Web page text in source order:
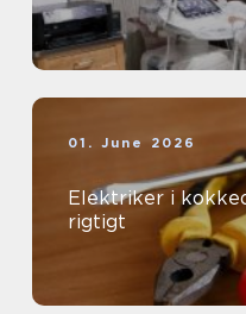
01. June 2026
Elektriker i kokkedal sådan
rigtigt